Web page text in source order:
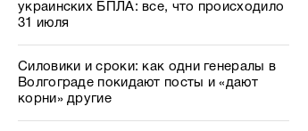
украинских БПЛА: все, что происходило
31 июля
Силовики и сроки: как одни генералы в
Волгограде покидают посты и «дают
корни» другие